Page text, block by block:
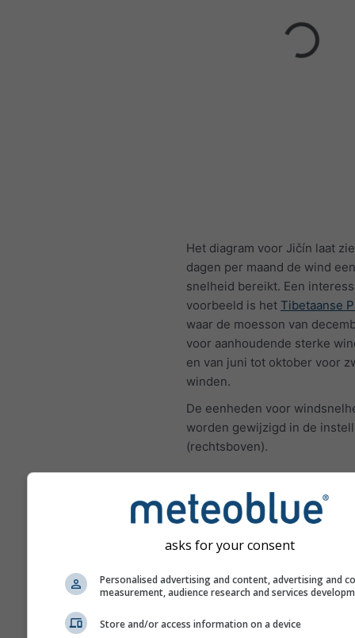
Het diagram voor Jičín laat
dagen per maand de wind
snelheid bereikt. Een
voorbeeld is het Tibetaanse
waar de moesson van
voor aanhoudende sterke
en van juni tot oktober voor
winden.
De eenheden voor
worden gewijzigd in de
(rechtsboven).
Windroos
asks for your consent
Personalised advertising and content, advertising and
measurement, audience research and services
Store and/or access information on a device